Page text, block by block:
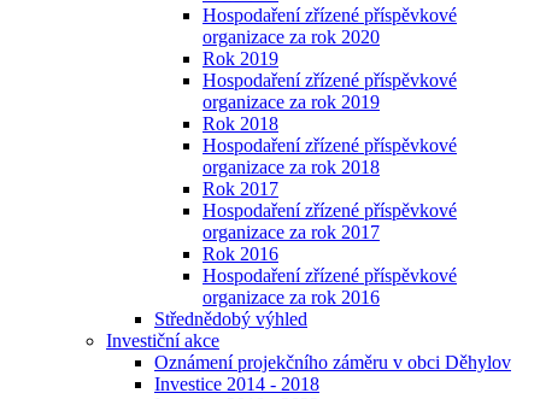
Hospodaření zřízené příspěvkové
organizace za rok 2020
Rok 2019
Hospodaření zřízené příspěvkové
organizace za rok 2019
Rok 2018
Hospodaření zřízené příspěvkové
organizace za rok 2018
Rok 2017
Hospodaření zřízené příspěvkové
organizace za rok 2017
Rok 2016
Hospodaření zřízené příspěvkové
organizace za rok 2016
Střednědobý výhled
Investiční akce
Oznámení projekčního záměru v obci Děhylov
Investice 2014 - 2018